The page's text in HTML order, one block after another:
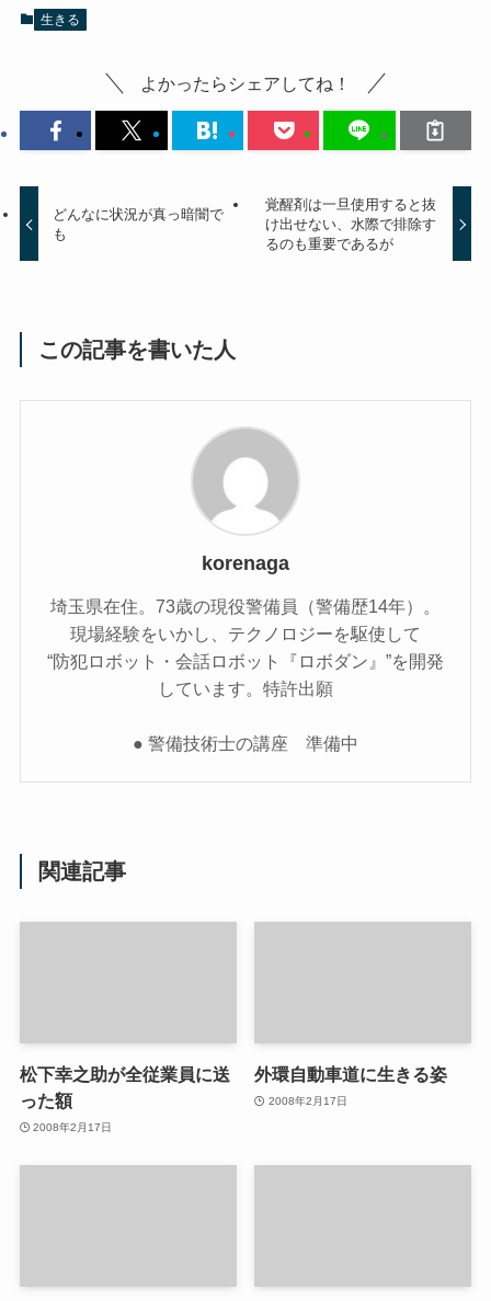
生きる
よかったらシェアしてね！
どんなに状況が真っ暗闇で
も
覚醒剤は一旦使用すると抜
け出せない、水際で排除す
るのも重要であるが
この記事を書いた人
korenaga
埼玉県在住。73歳の現役警備員（警備歴14年）。
現場経験をいかし、テクノロジーを駆使して
“防犯ロボット・会話ロボット『ロボダン』”を開発
しています。特許出願
● 警備技術士の講座 準備中
関連記事
松下幸之助が全従業員に送
った額
2008年2月17日
外環自動車道に生きる姿
2008年2月17日